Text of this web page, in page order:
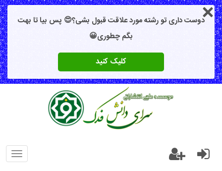
دوست داری تو رشته مورد علاقت قبول بشی؟😍 پس بیا تا بهت
بگم چطوری😀
کلیک کنید